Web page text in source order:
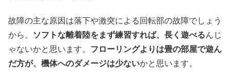
故障の主な原因は落下や激突による回転部の故障でしょう
から、
ソフトな離着陸をまず練習すれば、長く遊べるんじ
ゃないかと思います。 フローリングよりは畳の部屋で遊ん
だ方が、機体へのダメージは少ないかと思います。